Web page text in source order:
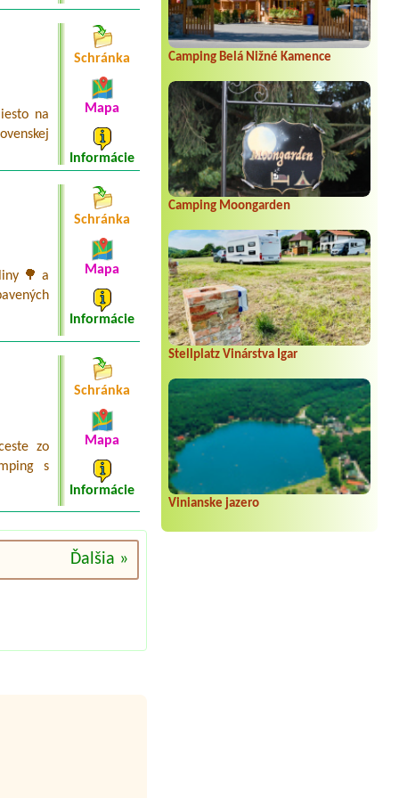
Camping Belá Nižné Kamence
Camping Moongarden
Stellplatz Vinárstva Igar
Vinianske jazero
na
Schránka
Mapa
Informácie
🌳 a
Schránka
Mapa
Informácie
zo
s
Schránka
Mapa
Informácie
Ďalšia »